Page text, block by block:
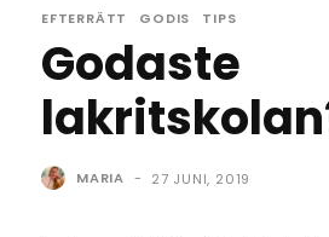
EFTERRÄTT GODIS TIPS
Godaste
MARIA - 27 JUNI, 2019